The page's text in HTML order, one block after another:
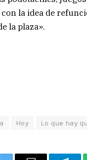
con la idea de
la plaza».
Hoy Lo que hay